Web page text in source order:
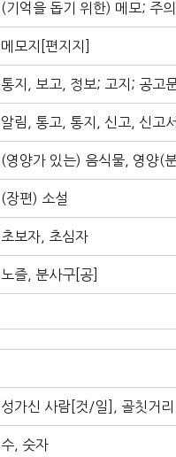
(기억을 돕기 위한) 메모; 주
메모지[편지지]
통지, 보고, 정보; 고지; 공고
알림, 통고, 통지, 신고, 신고서
(영양가 있는) 음식물, 영양(
(장편) 소설
초보자, 초심자
노즐, 분사구[공]
성가신 사람[것/일], 골칫거리
수, 숫자